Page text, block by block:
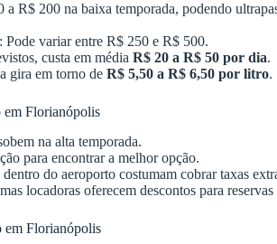
a R$ 200 na baixa temporada, podendo
: Pode variar entre R$ 250 e R$ 500.
custa em média R$ 20 a R$ 50 por dia.
gira em torno de R$ 5,50 a R$ 6,50 por litro.
em Florianópolis
na alta temporada.
para encontrar a melhor opção.
dentro do aeroporto costumam cobrar taxas
locadoras oferecem descontos para
em Florianópolis